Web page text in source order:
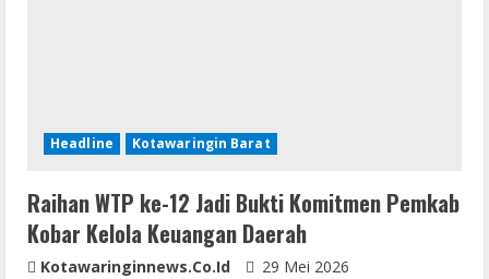
Headline Kotawaringin Barat
Raihan WTP ke-12 Jadi Bukti Komitmen Pemkab
Kobar Kelola Keuangan Daerah
Kotawaringinnews.co.id 29 Mei 2026